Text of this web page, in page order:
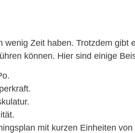
Zeit haben. Trotzdem gibt
können. Hier sind einige
mit kurzen Einheiten